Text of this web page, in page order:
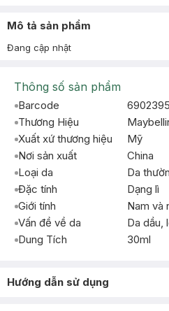
Mô tả sản phẩm
Đang cập nhật
Thông số sản phẩm
Barcode
Thương Hiệu
Xuất xứ thương hiệu
Mỹ
Nơi sản xuất
China
Loại da
Da
Đặc tính
Dạng lì
Giới tính
Nam và
Vấn đề về da
Da dầu,
Dung Tích
30ml
Hướng dẫn sử dụng